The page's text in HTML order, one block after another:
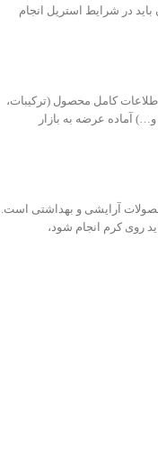
در شرایط استریل انجام
کامل محصول (ترکیبات،
و…) آماده عرضه به بازار
آرایشی و بهداشتی است.
روی کرم انجام شود،